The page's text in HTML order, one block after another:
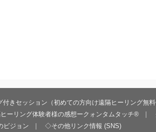
きセッション（初めての方向け遠隔ヒーリング無料
ーリング体験者様の感想ークォンタムタッチ®
ビジョン ◇その他リンク情報 (SNS)